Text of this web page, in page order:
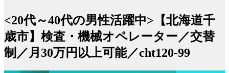
<20代～40代の男性活躍中>【北海道千
歳市】検査・機械オペレーター／交替
制／月30万円以上可能／cht120-99